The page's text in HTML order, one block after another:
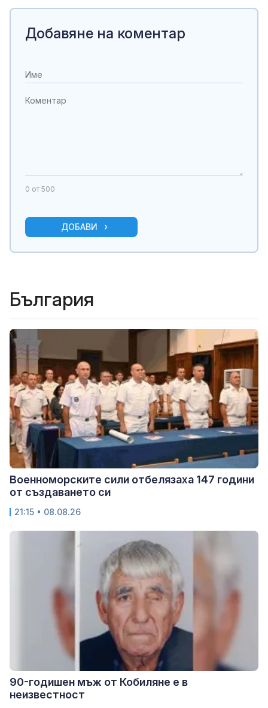
Добавяне на коментар
0 от 500
ДОБАВИ
България
Военноморските сили отбелязаха 147 години
от създаването си
21:15 • 08.08.26
90-годишен мъж от Кобиляне е в
неизвестност